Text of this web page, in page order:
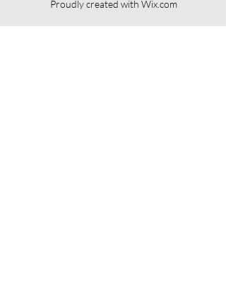
Proudly created with Wix.com